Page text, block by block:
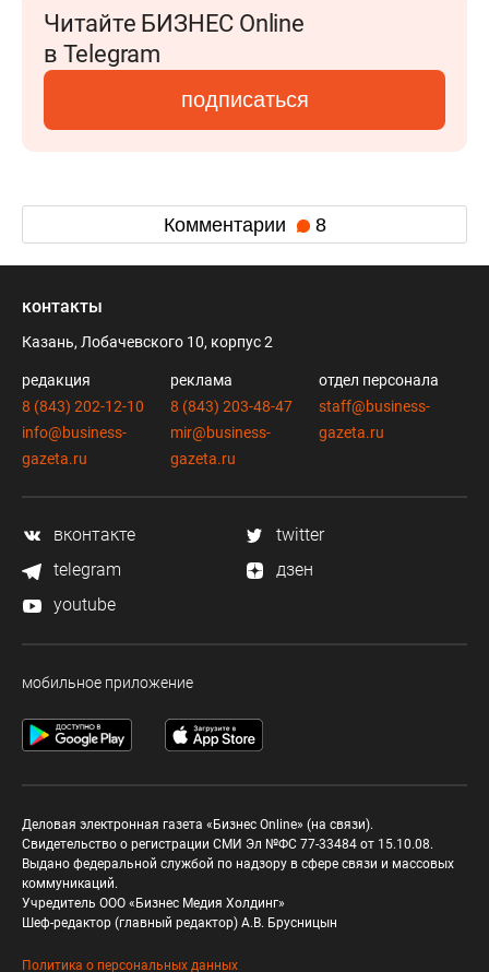
Читайте БИЗНЕС Online
в Telegram
подписаться
Комментарии 8
контакты
Казань, Лобачевского 10, корпус 2
редакция
8 (843) 202-12-10
info@business-
gazeta.ru
реклама
8 (843) 203-48-47
mir@business-
gazeta.ru
отдел персонала
staff@business-
gazeta.ru
вконтакте
twitter
telegram
дзен
youtube
мобильное приложение
Деловая электронная газета «Бизнес Online» (на связи).
Свидетельство о регистрации СМИ Эл №ФС 77-33484 от 15.10.08.
Выдано федеральной службой по надзору в сфере связи и массовых
коммуникаций.
Учредитель ООО «Бизнес Медия Холдинг»
Шеф-редактор (главный редактор) А.В. Брусницын
Политика о персональных данных